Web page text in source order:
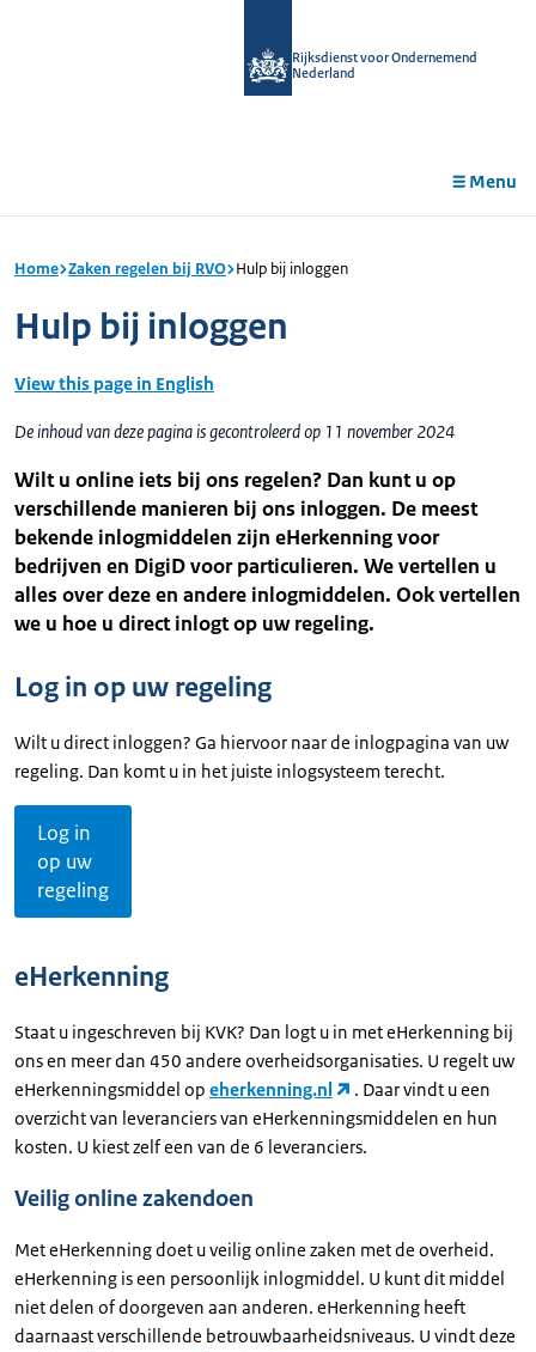
Rijksdienst voor Ondernemend
Nederland
Menu
Home Zaken regelen bij RVO Hulp bij inloggen
Hulp bij inloggen
View this page in English
De inhoud van deze pagina is gecontroleerd op 11 november 2024
Wilt u online iets bij ons regelen? Dan kunt u op
verschillende manieren bij ons inloggen. De meest
bekende inlogmiddelen zijn eHerkenning voor
bedrijven en DigiD voor particulieren. We vertellen u
alles over deze en andere inlogmiddelen. Ook vertellen
we u hoe u direct inlogt op uw regeling.
Log in op uw regeling
Wilt u direct inloggen? Ga hiervoor naar de inlogpagina van uw
regeling. Dan komt u in het juiste inlogsysteem terecht.
Log in
op uw
regeling
eHerkenning
Staat u ingeschreven bij KVK? Dan logt u in met eHerkenning bij
ons en meer dan 450 andere overheidsorganisaties. U regelt uw
eHerkenningsmiddel op eherkenning.nl
. Daar vindt u een
overzicht van leveranciers van eHerkenningsmiddelen en hun
kosten. U kiest zelf een van de 6 leveranciers.
Veilig online zakendoen
Met eHerkenning doet u veilig online zaken met de overheid.
eHerkenning is een persoonlijk inlogmiddel. U kunt dit middel
niet delen of doorgeven aan anderen. eHerkenning heeft
daarnaast verschillende betrouwbaarheidsniveaus. U vindt deze